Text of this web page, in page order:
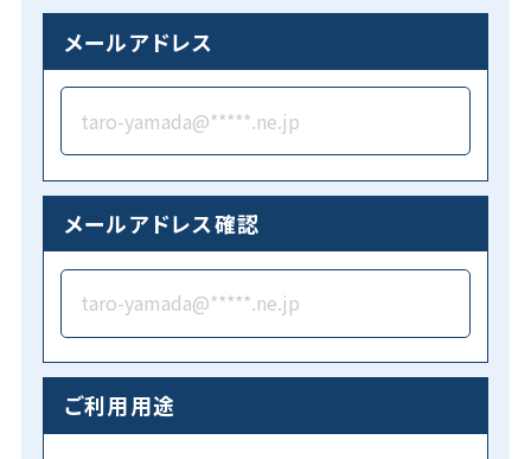
メールアドレス
メールアドレス確認
ご利用用途